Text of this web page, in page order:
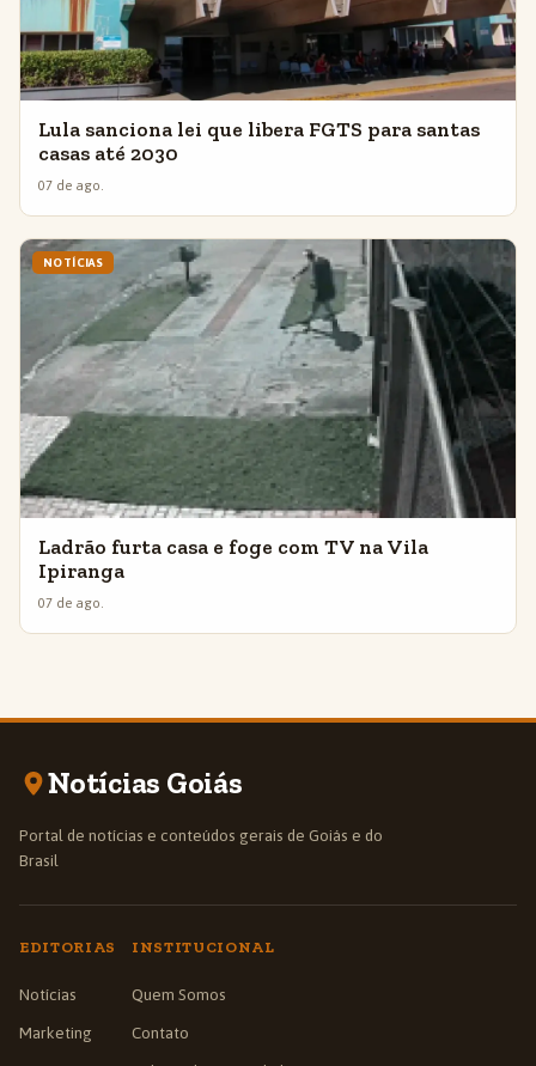
Lula sanciona lei que libera FGTS para santas
casas até 2030
07 de ago.
NOTÍCIAS
Ladrão furta casa e foge com TV na Vila
Ipiranga
07 de ago.
Notícias Goiás
Portal de notícias e conteúdos gerais de Goiás e do
Brasil
EDITORIAS
Notícias
Marketing
INSTITUCIONAL
Quem Somos
Contato